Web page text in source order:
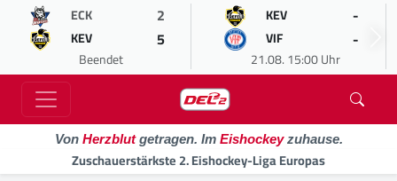
ECK 2
KEV 5
Beendet
KEV -
VIF -
21.08. 15:00 Uhr
Von Herzblutgetragen. Im Eishockeyzuhause.
Zuschauerstärkste 2. Eishockey-Liga Europas